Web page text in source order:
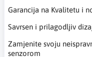
Garancija na Kvalitetu i
Savrsen i prilagodljiv
Zamjenite svoju
senzorom